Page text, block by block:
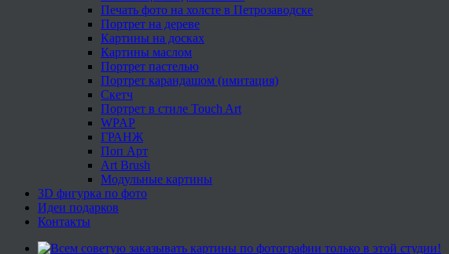
Печать фото на холсте в Петрозаводске
Портрет на дереве
Картины на досках
Картины маслом
Портрет пастелью
Портрет карандашом (имитация)
Скетч
Портрет в стиле Touch Art
WPAP
ГРАНЖ
Поп Арт
Art Brush
Модульные картины
3D фигурка по фото
Идеи подарков
Контакты